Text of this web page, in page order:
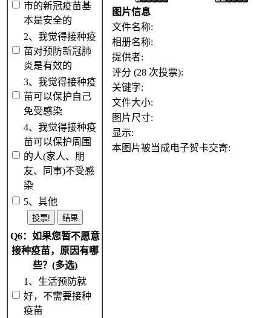
市的新冠疫苗基
本是安全的
2、我觉得接种疫
苗对预防新冠肺
炎是有效的
3、我觉得接种疫
苗可以保护自己
免受感染
4、我觉得接种疫
苗可以保护周围
的人(家人、朋
友、同事)不受感
染
5、其他
Q6：如果您暂不愿意
接种疫苗，原因有哪
些？(多选)
1、生活预防就
好，不需要接种
疫苗
图片信息
文件名称:
相册名称:
提供者:
评分 (28 次投票):
关键字:
文件大小:
图片尺寸:
显示:
本图片被当成电子贺卡交寄: